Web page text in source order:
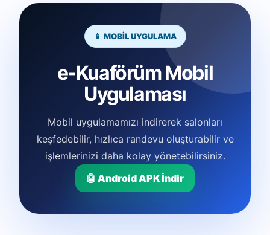
📱 MOBİL UYGULAMA
e-Kuaförüm Mobil
Uygulaması
Mobil uygulamamızı indirerek salonları
keşfedebilir, hızlıca randevu oluşturabilir ve
işlemlerinizi daha kolay yönetebilirsiniz.
🤖 Android APK İndir